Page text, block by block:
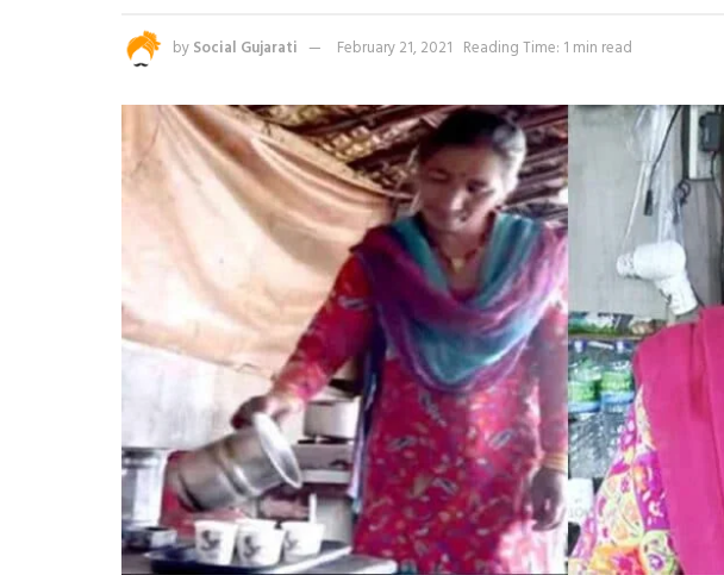
by Social Gujarati February 21, 2021 Reading Time: 1 min read